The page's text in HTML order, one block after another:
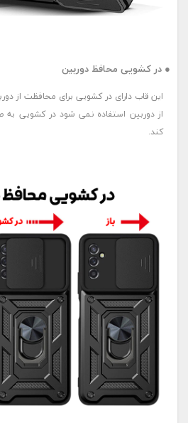
● در کشویی محافظ دوربین
این قاب دارای در کشویی برای محافظت از
از دوربین استفاده نمی شود در کشویی به
کند.